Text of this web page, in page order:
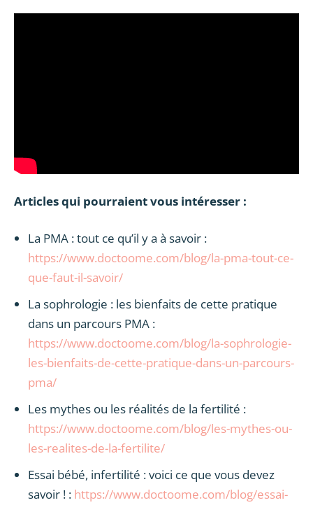
Articles qui pourraient vous intéresser :
La PMA : tout ce qu’il y a à savoir :
https://www.doctoome.com/blog/la-pma-tout-ce-
que-faut-il-savoir/
La sophrologie : les bienfaits de cette pratique
dans un parcours PMA :
https://www.doctoome.com/blog/la-sophrologie-
les-bienfaits-de-cette-pratique-dans-un-parcours-
pma/
Les mythes ou les réalités de la fertilité :
https://www.doctoome.com/blog/les-mythes-ou-
les-realites-de-la-fertilite/
Essai bébé, infertilité : voici ce que vous devez
savoir ! : https://www.doctoome.com/blog/essai-